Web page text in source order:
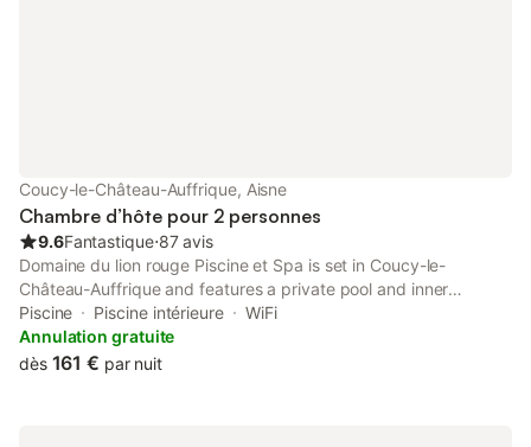
Coucy-le-Château-Auffrique, Aisne
Chambre d’hôte pour 2 personnes
9.6Fantastique⋅87 avis
Domaine du lion rouge Piscine et Spa is set in Coucy-le-
Château-Auffrique and features a private pool and inner
courtyard views. There is an on-site restaurant, plus free private
parking and free WiFi are available.
Piscine Piscine intérieure
WiFi
Annulation gratuite
dès 161 € par nuit